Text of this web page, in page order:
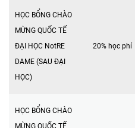
HỌC BỔNG CHÀO
MỪNG QUỐC TẾ
ĐẠI HỌC NotRE
DAME (SAU ĐẠI
HỌC)
20% học phí
HỌC BỔNG CHÀO
MỪNG QUỐC TẾ